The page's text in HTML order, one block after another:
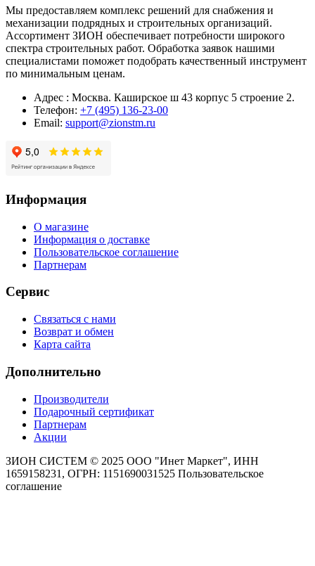
Мы предоставляем комплекс решений для снабжения и
механизации подрядных и строительных организаций.
Ассортимент ЗИОН обеспечивает потребности широкого
спектра строительных работ. Обработка заявок нашими
специалистами поможет подобрать качественный инструмент
по минимальным ценам.
Адрес : Москва. Каширское ш 43 корпус 5 строение 2.
Телефон: +7 (495) 136-23-00
Email: support@zionstm.ru
Информация
О магазине
Информация о доставке
Пользовательское соглашение
Партнерам
Сервис
Связаться с нами
Возврат и обмен
Карта сайта
Дополнительно
Производители
Подарочный сертификат
Партнерам
Акции
ЗИОН СИСТЕМ © 2025 ООО "Инет Маркет", ИНН
1659158231, ОГРН: 1151690031525 Пользовательское
соглашение